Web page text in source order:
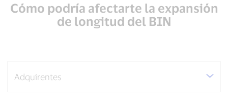
Cómo podría afectarte la expansión
de longitud del BIN